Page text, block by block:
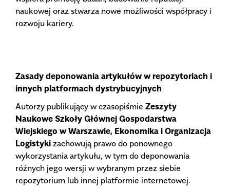
naukowej oraz stwarza nowe możliwości współpracy i
rozwoju kariery.
Zasady deponowania artykułów w repozytoriach i
innych platformach dystrybucyjnych
Autorzy publikujący w czasopiśmie Zeszyty
Naukowe Szkoły Głównej Gospodarstwa
Wiejskiego w Warszawie, Ekonomika i Organizacja
Logistyki zachowują prawo do ponownego
wykorzystania artykułu, w tym do deponowania
różnych jego wersji w wybranym przez siebie
repozytorium lub innej platformie internetowej.